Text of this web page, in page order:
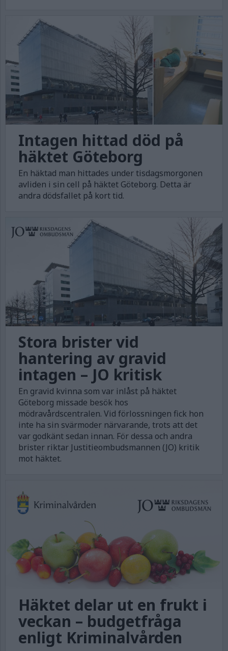
Intagen hittad död på
häktet Göteborg
En häktad man hittades under tisdagsmorgonen
avliden i sin cell på häktet Göteborg. Detta är
andra dödsfallet på kort tid.
Stora brister vid
hantering av gravid
intagen – JO kritisk
En gravid kvinna som var inlåst på häktet
Göteborg missade besök hos
mödravårdscentralen. Vid förlossningen fick hon
inte ha sin svärmoder närvarande, trots att det
var godkänt sedan innan. För dessa och andra
brister riktar Justitieombudsmannen (JO) kritik
mot häktet.
Häktet delar ut en frukt i
veckan – budgetfråga
enligt Kriminalvården